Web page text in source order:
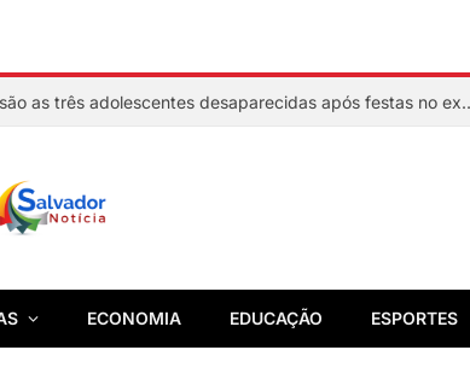
Quem são as três
ECONOMIA EDUCAÇÃO ESPORTES